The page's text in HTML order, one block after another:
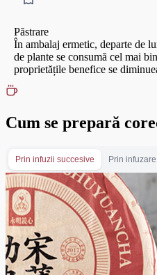
Păstrare
În ambalaj ermetic, departe de
de plante se consumă cel mai
proprietățile benefice se
Cum se prepară
Prin infuzii succesive Prin infuzare